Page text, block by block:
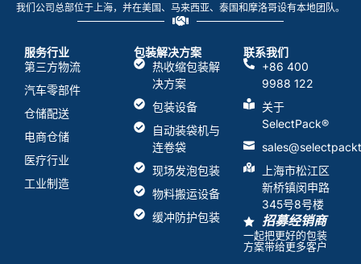
我们公司总部位于上海，并在美国、马来西亚、泰国和摩洛哥设有本地团队。
服务行业
第三方物流
汽车零部件
仓储配送
电商仓储
医疗行业
工业制造
包装解决方案
热收缩包装解
决方案
包装设备
自动装袋机与
连卷袋
现场发泡包装
物料搬运设备
缓冲防护包装
联系我们
+86 400
9988 122
关于
SelectPack®
上海市松江区
新桥镇闵申路
345号8号楼
招募经销商
一起把更好的包装
方案带给更多客户